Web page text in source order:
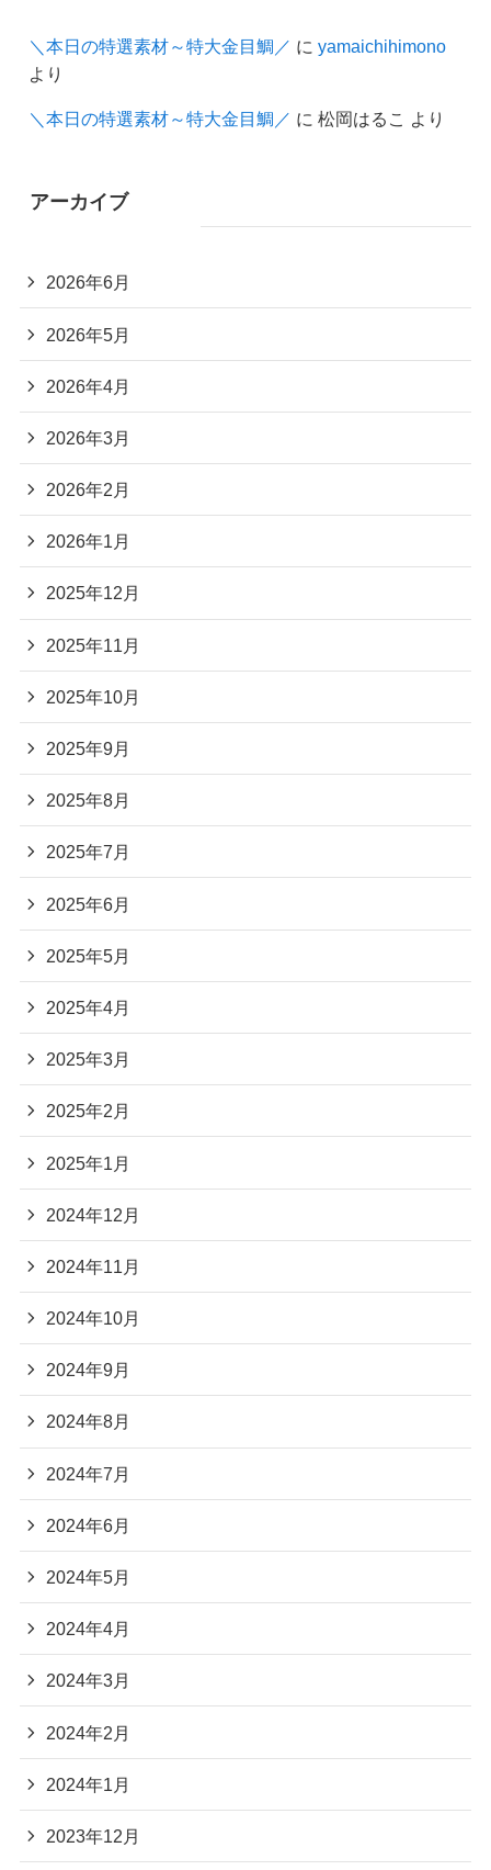
＼本日の特選素材～特大金目鯛／ に yamaichihimono
より
＼本日の特選素材～特大金目鯛／ に 松岡はるこ より
アーカイブ
2026年6月
2026年5月
2026年4月
2026年3月
2026年2月
2026年1月
2025年12月
2025年11月
2025年10月
2025年9月
2025年8月
2025年7月
2025年6月
2025年5月
2025年4月
2025年3月
2025年2月
2025年1月
2024年12月
2024年11月
2024年10月
2024年9月
2024年8月
2024年7月
2024年6月
2024年5月
2024年4月
2024年3月
2024年2月
2024年1月
2023年12月